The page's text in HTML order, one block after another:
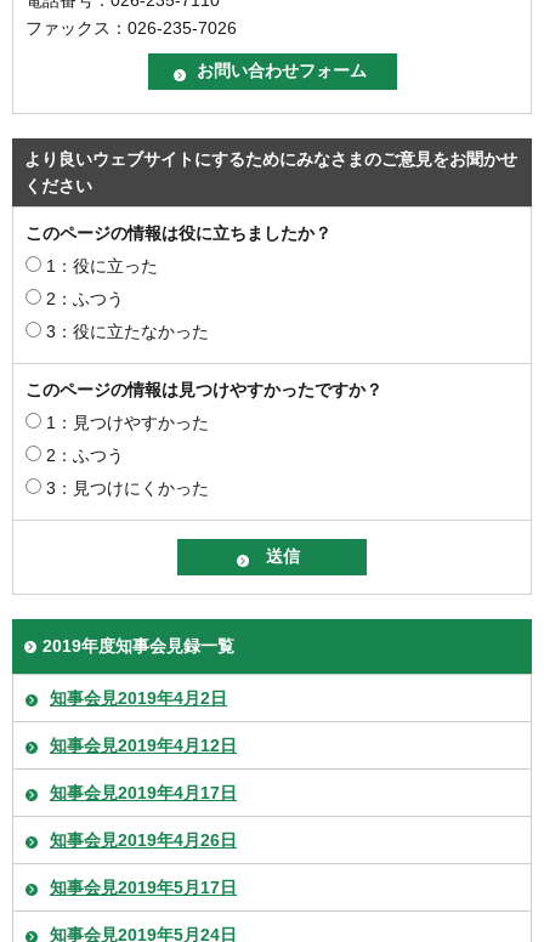
ファックス：026-235-7026
より良いウェブサイトにするためにみなさまのご意見をお聞かせ
ください
このページの情報は役に立ちましたか？
1：役に立った
2：ふつう
3：役に立たなかった
このページの情報は見つけやすかったですか？
1：見つけやすかった
2：ふつう
3：見つけにくかった
2019年度知事会見録一覧
知事会見2019年4月2日
知事会見2019年4月12日
知事会見2019年4月17日
知事会見2019年4月26日
知事会見2019年5月17日
知事会見2019年5月24日